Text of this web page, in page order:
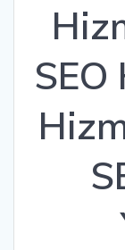
SEO